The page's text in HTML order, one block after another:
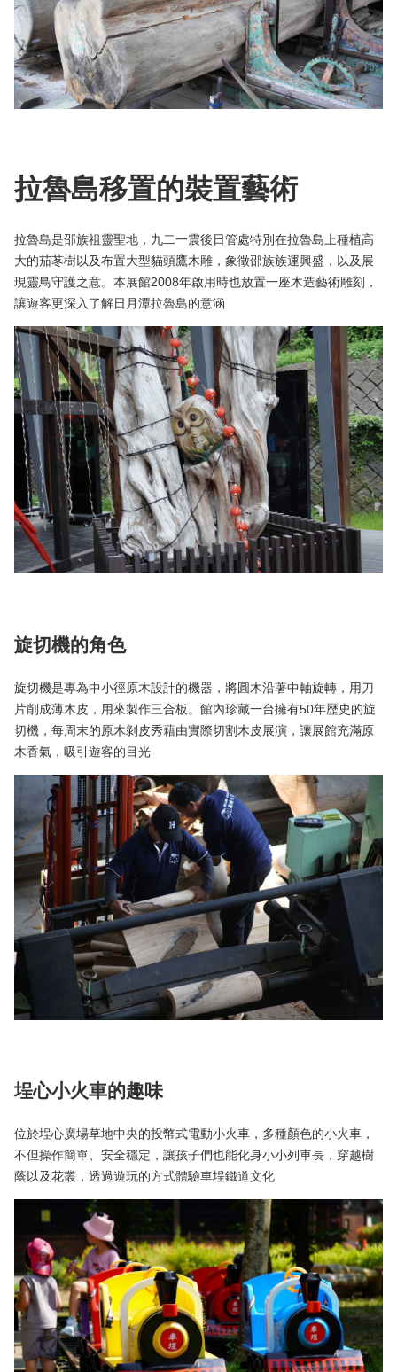
拉魯島移置的裝置藝術
拉魯島是邵族祖靈聖地，九二一震後日管處特別在拉魯島上種植高
大的茄苳樹以及布置大型貓頭鷹木雕，象徵邵族族運興盛，以及展
現靈鳥守護之意。本展館2008年啟用時也放置一座木造藝術雕刻，
讓遊客更深入了解日月潭拉魯島的意涵
旋切機的角色
旋切機是專為中小徑原木設計的機器，將圓木沿著中軸旋轉，用刀
片削成薄木皮，用來製作三合板。館內珍藏一台擁有50年歷史的旋
切機，每周末的原木剝皮秀藉由實際切割木皮展演，讓展館充滿原
木香氣，吸引遊客的目光
埕心小火車的趣味
位於埕心廣場草地中央的投幣式電動小火車，多種顏色的小火車，
不但操作簡單、安全穩定，讓孩子們也能化身小小列車長，穿越樹
蔭以及花叢，透過遊玩的方式體驗車埕鐵道文化